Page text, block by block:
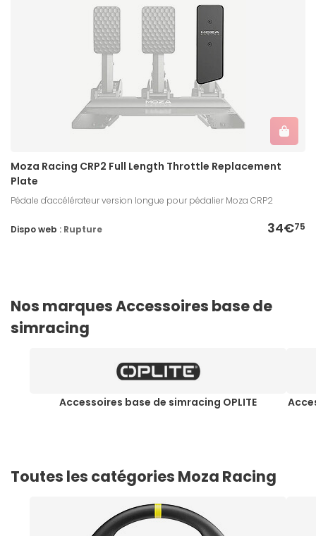
Moza Racing CRP2 Full Length Throttle Replacement
Plate
Pédale d'accélérateur version longue pour pédalier Moza CRP2
34€75
Dispo web : Rupture
Nos marques Accessoires base de
simracing
Accessoires base de simracing OPLITE
Toutes les catégories Moza Racing